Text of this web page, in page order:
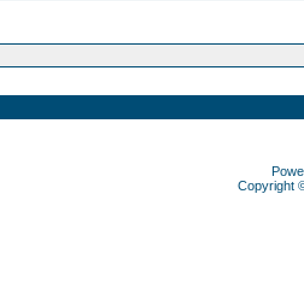
Copyright